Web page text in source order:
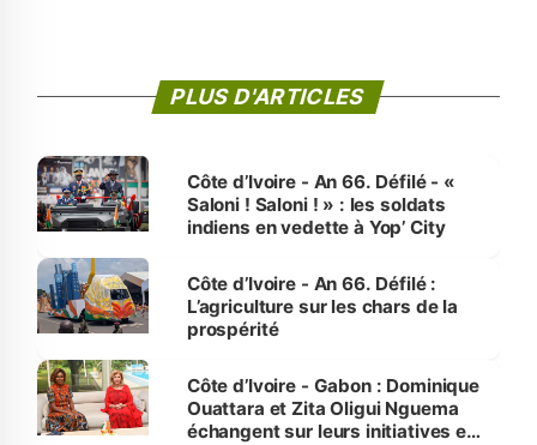
PLUS D'ARTICLES
Côte d’Ivoire - An 66. Défilé - «
Saloni ! Saloni ! » : les soldats
indiens en vedette à Yop’ City
Côte d’Ivoire - An 66. Défilé :
L’agriculture sur les chars de la
prospérité
Côte d’Ivoire - Gabon : Dominique
Ouattara et Zita Oligui Nguema
échangent sur leurs initiatives en